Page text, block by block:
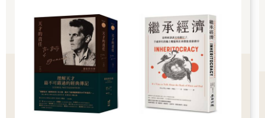
金。因為我的簽證每3個月要申請延長，還有房租要付，所以我必
須一直工作，一邊找正式工作，一邊靠做這些零工維持生計。」
也因為如此，2022年8月，朋友跟他提到一個寮國的高薪資訊科技
工作時，他馬上就答應了。喬治回憶著說：「有個公司在找人幫
他們管理資料，而且合約只有6個月而已。」朋友把他介紹給該公
司一名女子，她跟他談的月薪是1500美元（約合新臺幣43,890
元），有津貼和佣金，還附住宿，日常開銷也都包含在內。
她也介紹了這間公司的資訊，一切看起來都沒有問題。喬治同意